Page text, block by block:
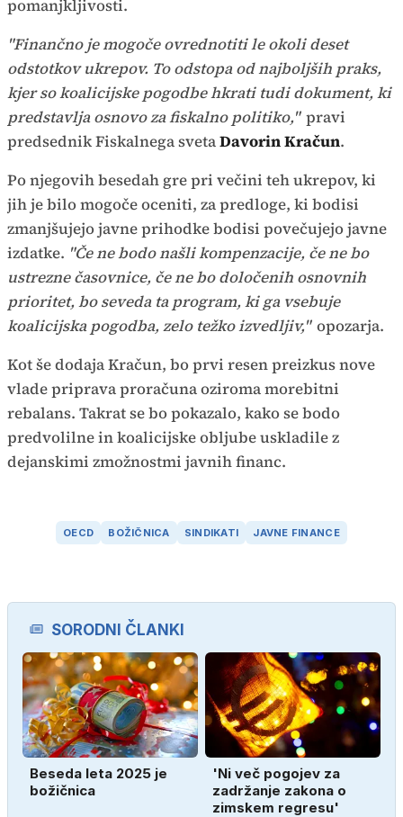
pomanjkljivosti.
"Finančno je mogoče ovrednotiti le okoli deset
odstotkov ukrepov. To odstopa od najboljših praks,
kjer so koalicijske pogodbe hkrati tudi dokument, ki
predstavlja osnovo za fiskalno politiko," pravi
predsednik Fiskalnega svetaDavorin Kračun.
Po njegovih besedah gre pri večini teh ukrepov, ki
jih je bilo mogoče oceniti, za predloge, ki bodisi
zmanjšujejo javne prihodke bodisi povečujejo javne
izdatke. "Če ne bodo našli kompenzacije, če ne bo
ustrezne časovnice, če ne bo določenih osnovnih
prioritet, bo seveda ta program, ki ga vsebuje
koalicijska pogodba, zelo težko izvedljiv," opozarja.
Kot še dodaja Kračun, bo prvi resen preizkus nove
vlade priprava proračuna oziroma morebitni
rebalans. Takrat se bo pokazalo, kako se bodo
predvolilne in koalicijske obljube uskladile z
dejanskimi zmožnostmi javnih financ.
OECD BOŽIČNICA SINDIKATI JAVNE FINANCE
SORODNI ČLANKI
Beseda leta 2025 je
božičnica
'Ni več pogojev za
zadržanje zakona o
zimskem regresu'